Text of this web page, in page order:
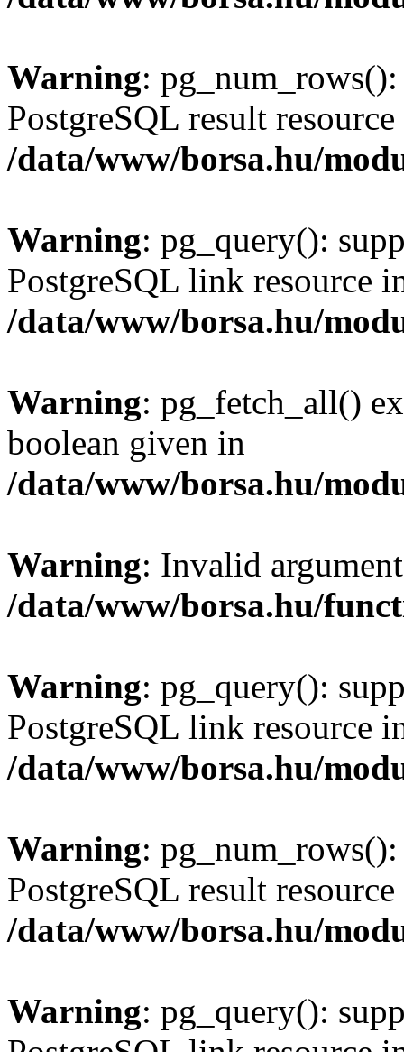
Warning:
PostgreSQL result
/data/www/borsa.hu/
Warning: pg_query():
PostgreSQL link resource
/data/www/borsa.hu/
Warning: pg_fetch_all()
boolean given in
/data/www/borsa.hu/
Warning: Invalid
/data/www/borsa.hu/
Warning: pg_query():
PostgreSQL link resource
/data/www/borsa.hu/
Warning:
PostgreSQL result
/data/www/borsa.hu/
Warning: pg_query():